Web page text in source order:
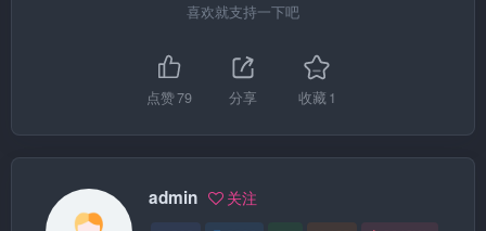
喜欢就支持一下吧
点赞79 分享 收藏1
admin 关注